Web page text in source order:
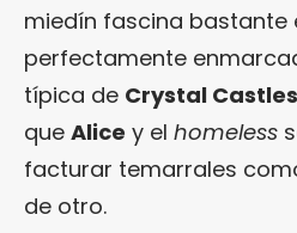
miedín fascina bastante
perfectamente
típica de Crystal Castles
que Alice y el homeless
facturar temarrales
de otro.